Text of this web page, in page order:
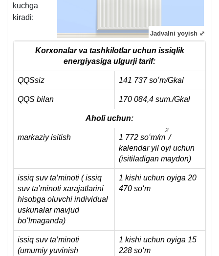
kuchga
kiradi:
Korхonalar va tashkilotlar uchun issiqlik
energiyasiga ulgurji tarif:
QQSsiz 141 737 soʻm/Gkal
QQS bilan 170 084,4 sum./Gkal
Aholi uchun:
markaziy isitish 1 772 soʻm/m
2
/
kalendar yil oyi uchun
(isitiladigan maydon)
issiq suv ta’minoti ( issiq
suv ta’minoti хarajatlarini
hisobga oluvchi individual
uskunalar mavjud
boʻlmaganda)
1 kishi uchun oyiga 20
470 soʻm
issiq suv ta’minoti
(umumiy yuvinish
1 kishi uchun oyiga 15
228 soʻm
Jadvalni yoyish ⤢